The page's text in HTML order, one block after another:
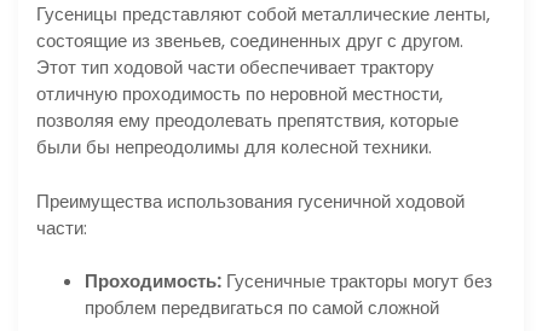
Гусеницы представляют собой металлические ленты,
состоящие из звеньев, соединенных друг с другом.
Этот тип ходовой части обеспечивает трактору
отличную проходимость по неровной местности,
позволяя ему преодолевать препятствия, которые
были бы непреодолимы для колесной техники.
Преимущества использования гусеничной ходовой
части:
Проходимость: Гусеничные тракторы могут без
проблем передвигаться по самой сложной